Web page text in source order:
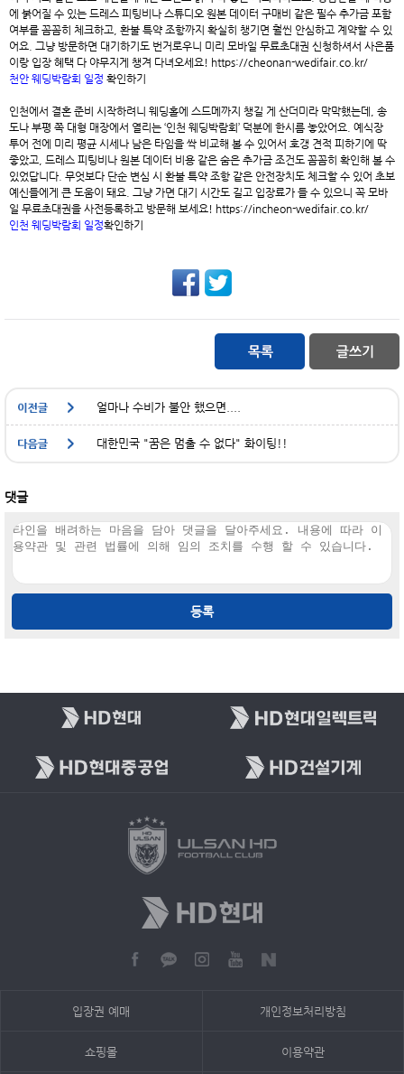
에 붉어질 수 있는 드레스 피팅비나 스튜디오 원본 데이터 구매비 같은 필수 추가금 포함
여부를 꼼꼼히 체크하고, 환불 특약 조항까지 확실히 챙기면 훨씬 안심하고 계약할 수 있
어요. 그냥 방문하면 대기하기도 번거로우니 미리 모바일 무료초대권 신청하셔서 사은품
이랑 입장 혜택 다 야무지게 챙겨 다녀오세요! https://cheonan-wedifair.co.kr/
천안 웨딩박람회 일정 확인하기
인천에서 결혼 준비 시작하려니 웨딩홀에 스드메까지 챙길 게 산더미라 막막했는데, 송
도나 부평 쪽 대형 매장에서 열리는 ‘인천 웨딩박람회’ 덕분에 한시름 놓았어요. 예식장
투어 전에 미리 평균 시세나 남은 타임을 싹 비교해 볼 수 있어서 호갱 견적 피하기에 딱
좋았고, 드레스 피팅비나 원본 데이터 비용 같은 숨은 추가금 조건도 꼼꼼히 확인해 볼 수
있었답니다. 무엇보다 단순 변심 시 환불 특약 조항 같은 안전장치도 체크할 수 있어 초보
예신들에게 큰 도움이 돼요. 그냥 가면 대기 시간도 길고 입장료가 들 수 있으니 꼭 모바
일 무료초대권을 사전등록하고 방문해 보세요! https://incheon-wedifair.co.kr/
인천 웨딩박람회 일정확인하기
얼마나 수비가 불안 했으면....
대한민국 "꿈은 멈출 수 없다" 화이팅!!
댓글
등록
입장권 예매 개인정보처리방침
쇼핑몰 이용약관